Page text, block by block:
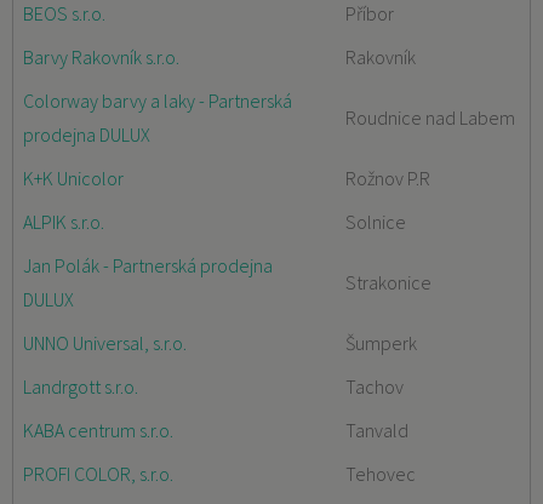
BEOS s.r.o.
Příbor
Barvy Rakovník s.r.o.
Rakovník
Colorway barvy a laky - Partnerská
prodejna DULUX
Roudnice nad Labem
K+K Unicolor
Rožnov P.R
ALPIK s.r.o.
Solnice
Jan Polák - Partnerská prodejna
DULUX
Strakonice
UNNO Universal, s.r.o.
Šumperk
Landrgott s.r.o.
Tachov
KABA centrum s.r.o.
Tanvald
PROFI COLOR, s.r.o.
Tehovec